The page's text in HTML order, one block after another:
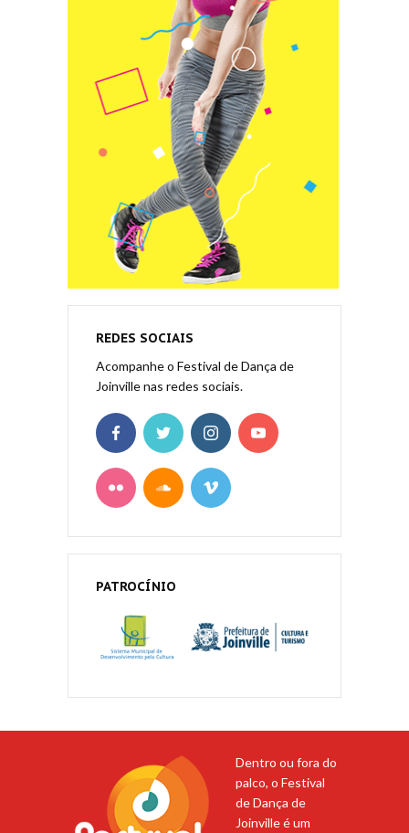
REDES SOCIAIS
Acompanhe o Festival de Dança de
Joinville nas redes sociais.
PATROCÍNIO
Dentro ou fora do
palco, o Festival
de Dança de
Joinville é um